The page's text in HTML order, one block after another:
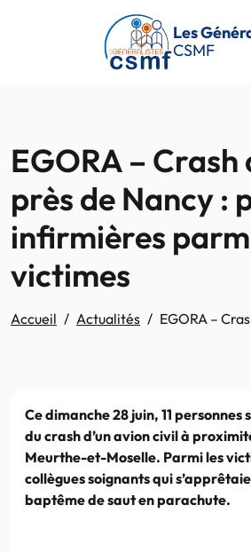
Passer au contenu principal
Les
CSMF
EGORA – Crash
près de Nancy :
infirmières
victimes
Accueil Actualités EGORA –
Ce dimanche 28 juin, 11 personnes
du crash d’un avion civil à
Meurthe-et-Moselle. Parmi les
collègues soignants qui
baptême de saut en parachute.